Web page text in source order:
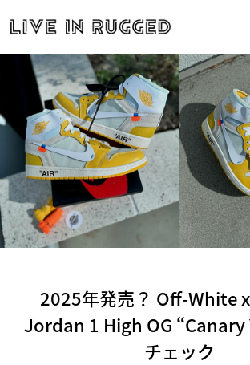
2025年発売？ Off-White
Jordan 1 High OG “Canary
チェック